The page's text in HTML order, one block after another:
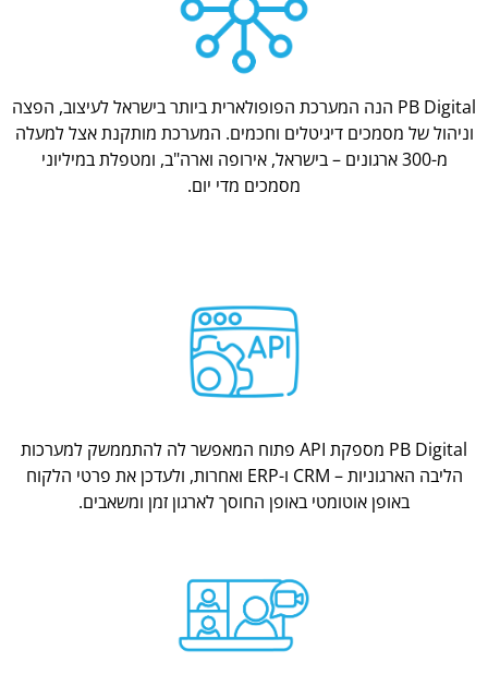
PB Digital הנה המערכת הפופולארית ביותר בישראל לעיצוב, הפצה
וניהול של מסמכים דיגיטלים וחכמים. המערכת מותקנת אצל למעלה
מ-300 ארגונים – בישראל, אירופה וארה"ב, ומטפלת במיליוני
מסמכים מדי יום.
PB Digital מספקת API פתוח המאפשר לה להתממשק למערכות
הליבה הארגוניות – CRM ו-ERP ואחרות, ולעדכן את פרטי הלקוח
באופן אוטומטי באופן החוסך לארגון זמן ומשאבים.